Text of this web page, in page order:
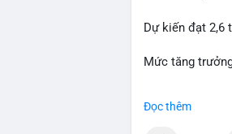
#23dot14btc
Dự kiến đạt 2,6
Mức tăng
Đọc thêm